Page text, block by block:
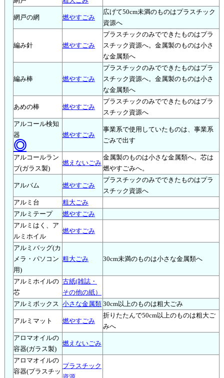
網戸の網 燃やすごみ
広げて50cm未満のものはプラスチック
資源へ
編み針 燃やすごみ
プラスチックのみでできたものはプラ
スチック資源へ。金属製のものは小さ
な金属類へ
編み棒 燃やすごみ
プラスチックのみでできたものはプラ
スチック資源へ。金属製のものは小さ
な金属類へ
あめの棒 燃やすごみ
プラスチックのみでできたものはプラ
スチック資源へ
アルコール検知
器
◎
燃やすごみ
事業系で使用していたものは、事業系
ごみで出す
アルコールラン
プ(ガラス製)
燃えないごみ
金属製のものは小さな金属類へ。芯は
燃やすごみへ。
アルバム 燃やすごみ
プラスチックのみでできたものはプラ
スチック資源へ
アルミ台
粗大ごみ
アルミテープ
燃やすごみ
アルミはく、ア
ルミホイル
燃やすごみ
アルミバッグ(カ
メラ・パソコン
用)
粗大ごみ 30cm未満のものは小さな金属類へ
アルミホイルの
芯
古紙(雑誌・
その他の紙）
アルミボックス 小さな金属類 30cm以上のものは粗大ごみ
アルミマット 燃やすごみ
折りたたんで50cm以上のものは粗大ご
みへ
アロマオイルの
容器(ガラス製)
燃えないごみ
アロマオイルの
容器(プラスチッ
プラスチック